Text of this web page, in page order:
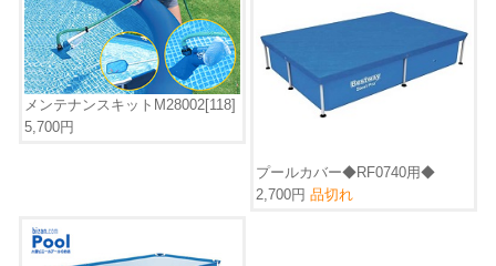
メンテナンスキットM28002[118]
5,700円
プールカバー◆RF0740用◆
2,700円品切れ